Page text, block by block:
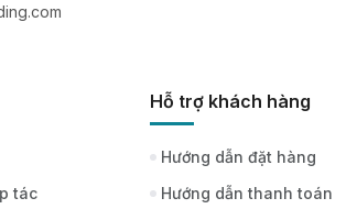
tác
Hỗ trợ khách hàng
Hướng dẫn đặt hàng
Hướng dẫn thanh toán